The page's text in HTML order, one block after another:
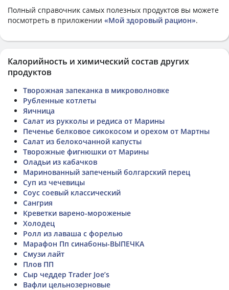
Полный справочник самых полезных продуктов вы можете
посмотреть в приложении «Мой здоровый рацион».
Калорийность и химический состав других
продуктов
Творожная запеканка в микроволновке
Рубленные котлеты
Яичница
Салат из рукколы и редиса от Марины
Печенье белковое сикокосом и орехом от Мартны
Салат из белокочанной капусты
Творожные фигнюшки от Марины
Оладьи из кабачков
Маринованный запеченый болгарский перец
Суп из чечевицы
Соус соевый классический
Сангрия
Креветки варено-мороженые
Холодец
Ролл из лаваша с форелью
Марафон Пп синабоны-ВЫПЕЧКА
Смузи лайт
Плов ПП
Сыр чеддер Trader Joe’s
Вафли цельнозерновые